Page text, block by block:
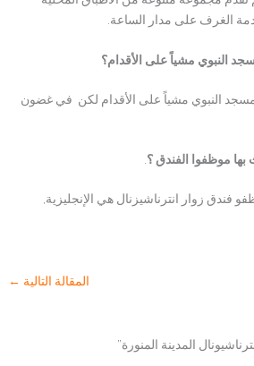
الغرف على مدار الساعة.
النبوي مشياً على الأقدام؟
النبوي مشياً على الأقدام لكن في غضون
موظفوا الفندق ؟.
فندق زوار انترناشيزنال هي الإنجليزية,
المقالة التالية ←